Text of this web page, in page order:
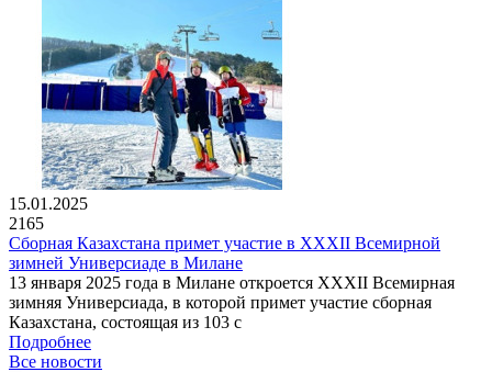
15.01.2025
2165
Сборная Казахстана примет участие в XXXII Всемирной
зимней Универсиаде в Милане
13 января 2025 года в Милане откроется XXXII Всемирная
зимняя Универсиада, в которой примет участие сборная
Казахстана, состоящая из 103 с
Подробнее
Все новости